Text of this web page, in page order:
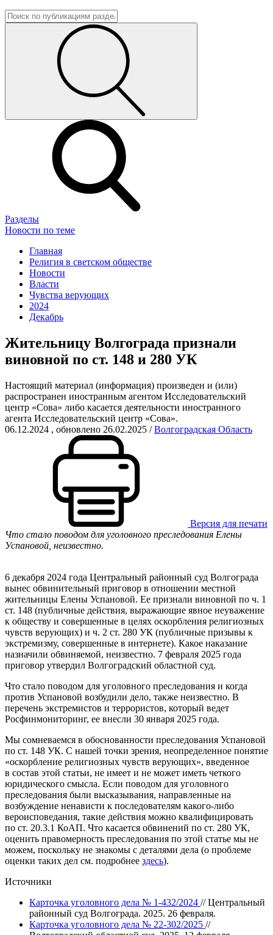
Разделы
Новости по теме
Главная
Религия в светском обществе
Новости
Власти
Чувства верующих
2024
Декабрь
Жительницу Волгограда признали
виновной по ст. 148 и 280 УК
Настоящий материал (информация) произведен и (или)
распространен иностранным агентом Исследовательский
центр «Сова» либо касается деятельности иностранного
агента Исследовательский центр «Сова».
06.12.2024 , обновлено 26.02.2025 /Волгоградская Область
Версия для печати
Что стало поводом для уголовного преследования Елены
Успановой, неизвестно.
6 декабря 2024 года Центральный районный суд Волгограда
вынес обвинительный приговор в отношении местной
жительницы Елены Успановой. Ее признали виновной по ч. 1
ст. 148 (публичные действия, выражающие явное неуважение
к обществу и совершенные в целях оскорбления религиозных
чувств верующих) и ч. 2 ст. 280 УК (публичные призывы к
экстремизму, совершенные в интернете). Какое наказание
назначили обвиняемой, неизвестно. 7 февраля 2025 года
приговор утвердил Волгоградский областной суд.
Что стало поводом для уголовного преследования и когда
против Успановой возбудили дело, также неизвестно. В
перечень экстремистов и террористов, который ведет
Росфинмониторинг, ее внесли 30 января 2025 года.
Мы сомневаемся в обоснованности преследования Успановой
по ст. 148 УК. С нашей точки зрения, неопределенное понятие
«оскорбление религиозных чувств верующих», введенное
в состав этой статьи, не имеет и не может иметь четкого
юридического смысла. Если поводом для уголовного
преследования были высказывания, направленные на
возбуждение ненависти к последователям какого-либо
вероисповедания, такие действия можно квалифицировать
по ст. 20.3.1 КоАП. Что касается обвинений по ст. 280 УК,
оценить правомерность преследования по этой статье мы не
можем, поскольку не знакомы с деталями дела (о проблеме
оценки таких дел см. подробнее здесь).
Источники
Карточка уголовного дела № 1-432/2024 // Центральный
районный суд Волгограда. 2025. 26 февраля.
Карточка уголовного дела № 22-302/2025 //